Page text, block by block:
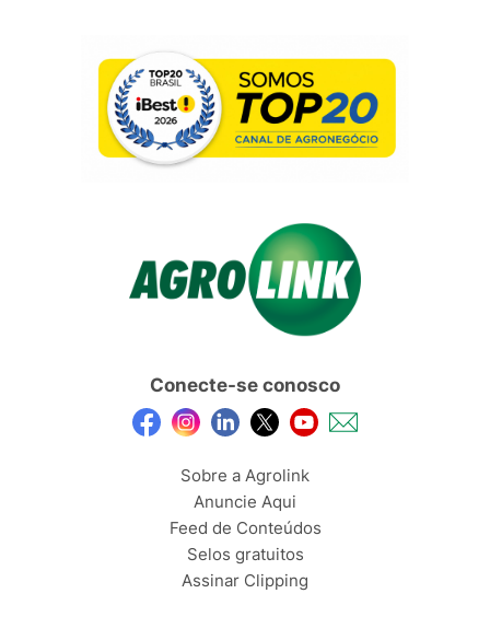
Conecte-se conosco
Sobre a Agrolink
Anuncie Aqui
Feed de Conteúdos
Selos gratuitos
Assinar Clipping